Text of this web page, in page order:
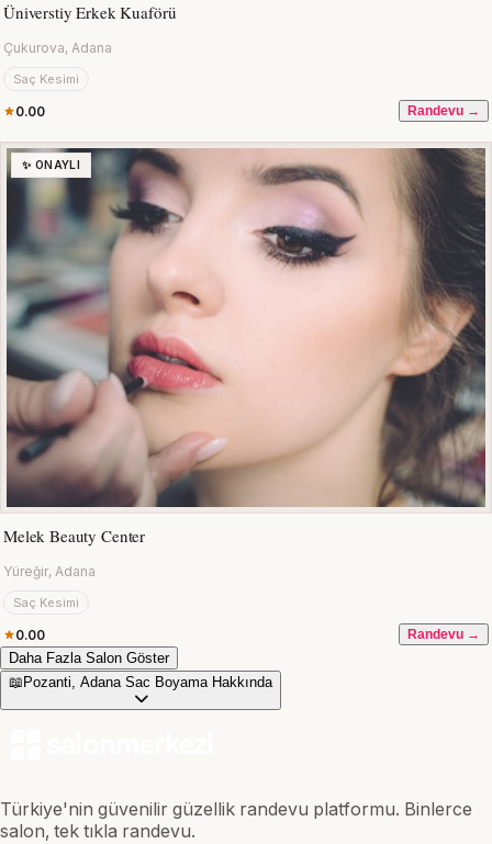
Üniverstiy Erkek Kuaförü
Çukurova, Adana
Saç Kesimi
0.00 Randevu →
✨ ONAYLI
Melek Beauty Center
Yüreğir, Adana
Saç Kesimi
0.00 Randevu →
Daha Fazla Salon Göster
📖 Pozanti, Adana Sac Boyama Hakkında
Türkiye'nin güvenilir güzellik randevu platformu. Binlerce
salon, tek tıkla randevu.